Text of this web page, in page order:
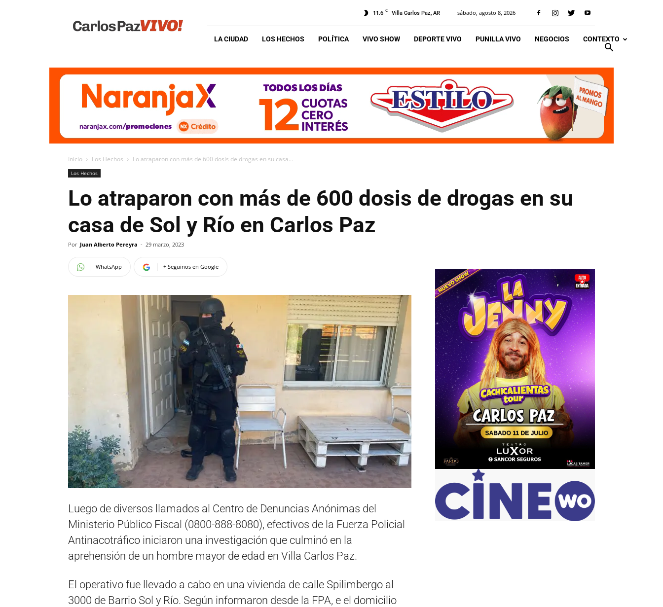
Vivo
11.6 C Villa Carlos Paz, AR sábado, agosto 8, 2026
LA CIUDAD LOS HECHOS POLÍTICA VIVO SHOW DEPORTE VIVO PUNILLA VIVO NEGOCIOS CONTEXTO
Inicio Los Hechos Lo atraparon con más de 600 dosis de drogas en su casa...
Los Hechos
Lo atraparon con más de 600 dosis de drogas en su
casa de Sol y Río en Carlos Paz
Por Juan Alberto Pereyra - 29 marzo, 2023
WhatsApp + Seguinos en Google
Luego de diversos llamados al Centro de Denuncias Anónimas del
Ministerio Público Fiscal (0800-888-8080), efectivos de la Fuerza Policial
Antinacotráfico iniciaron una investigación que culminó en la
aprehensión de un hombre mayor de edad en Villa Carlos Paz.
El operativo fue llevado a cabo en una vivienda de calle Spilimbergo al
3000 de Barrio Sol y Río. Según informaron desde la FPA, e el domicilio